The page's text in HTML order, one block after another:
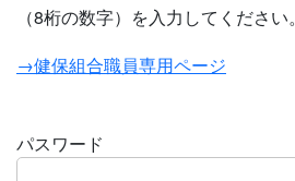
（8桁の数字）を入力してください。
→健保組合職員専用ページ
パスワード